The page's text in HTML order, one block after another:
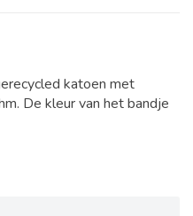
katoen met
De kleur van het bandje